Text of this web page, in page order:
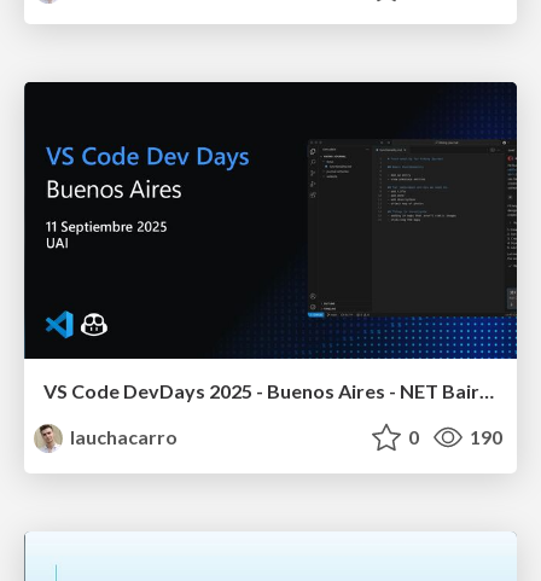
VS Code DevDays 2025 - Buenos Aires - NET Baires
lauchacarro
0 190